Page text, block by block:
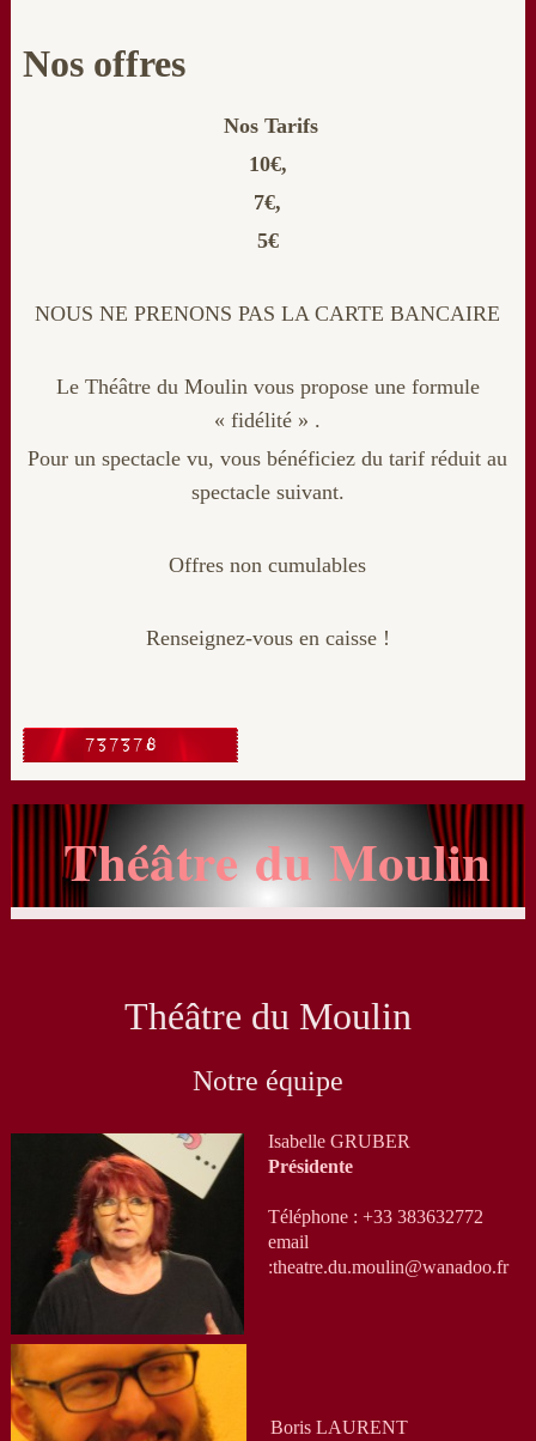
Nos offres
Nos Tarifs
10€,
7€,
5€
NOUS NE PRENONS PAS LA CARTE BANCAIRE
Le Théâtre du Moulin vous propose une formule
« fidélité » .
Pour un spectacle vu, vous bénéficiez du tarif réduit au
spectacle suivant.
Offres non cumulables
Renseignez-vous en caisse !
Théâtre du Moulin
Théâtre du Moulin
Notre équipe
Isabelle GRUBER
Présidente
Téléphone : +33 383632772
email
:theatre.du.moulin@wanadoo.fr
Boris LAURENT